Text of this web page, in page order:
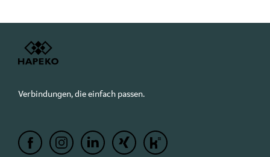
Verbindungen, die einfach passen.